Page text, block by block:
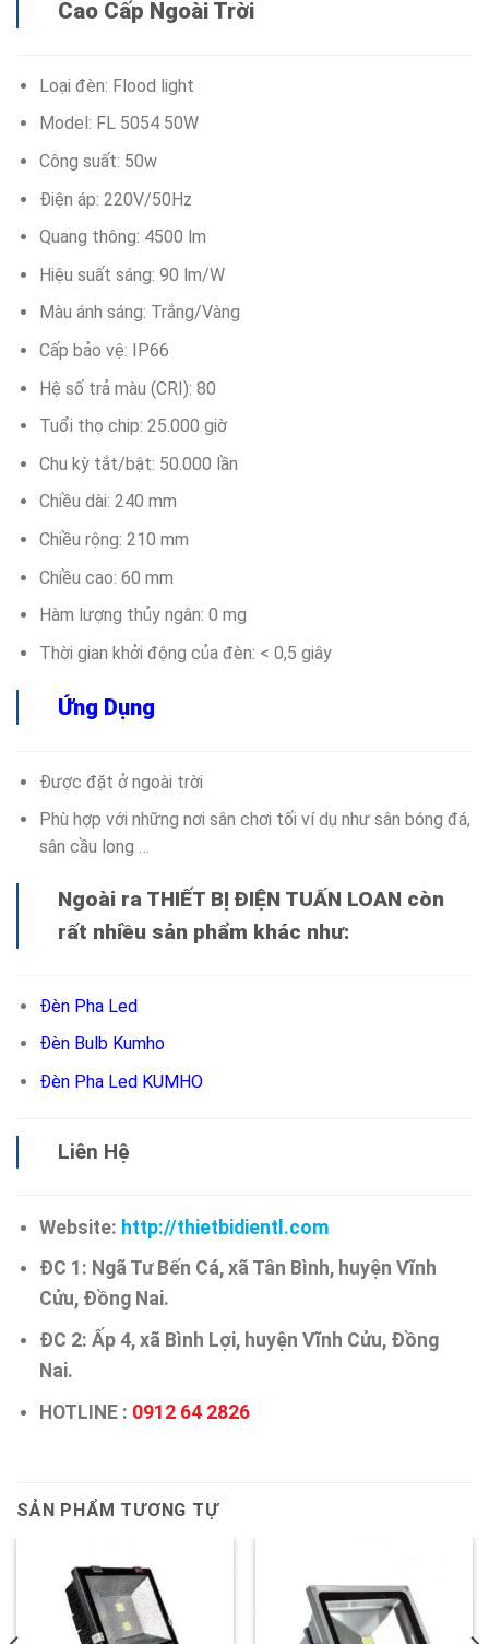
Cao Cấp Ngoài Trời
Loại đèn: Flood light
Model: FL 5054 50W
Công suất: 50w
Điện áp: 220V/50Hz
Quang thông: 4500 lm
Hiệu suất sáng: 90 lm/W
Màu ánh sáng: Trắng/Vàng
Cấp bảo vệ: IP66
Hệ số trả màu (CRI): 80
Tuổi thọ chip: 25.000 giờ
Chu kỳ tắt/bật: 50.000 lần
Chiều dài: 240 mm
Chiều rộng: 210 mm
Chiều cao: 60 mm
Hàm lượng thủy ngân: 0 mg
Thời gian khởi động của đèn: < 0,5 giây
Ứng Dụng
Được đặt ở ngoài trời
Phù hợp với những nơi sân chơi tối ví dụ như sân bóng đá,
sân cầu long …
Ngoài ra THIẾT BỊ ĐIỆN TUẤN LOAN còn
rất nhiều sản phẩm khác như:
Đèn Pha Led
Đèn Bulb Kumho
Đèn Pha Led KUMHO
Liên Hệ
Website: http://thietbidientl.com
ĐC 1: Ngã Tư Bến Cá, xã Tân Bình, huyện Vĩnh
Cửu, Đồng Nai.
ĐC 2: Ấp 4, xã Bình Lợi, huyện Vĩnh Cửu, Đồng
Nai.
HOTLINE : 0912 64 2826
SẢN PHẨM TƯƠNG TỰ